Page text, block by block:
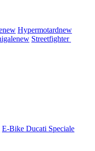
new Hypermotardnew
new Streetfighter
E-Bike Ducati Speciale